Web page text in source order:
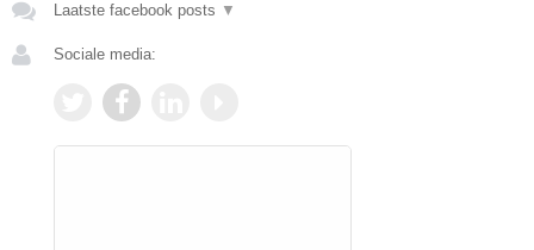
Laatste facebook posts ▼
Sociale media: